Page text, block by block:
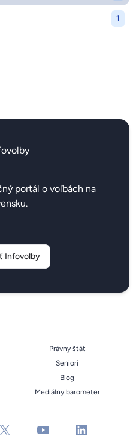
1
portál o voľbách na
Infovoľby
Právny štát
Seniori
Blog
Mediálny barometer
x youtube linkedin